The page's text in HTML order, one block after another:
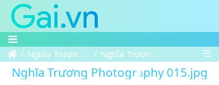
Trang chủNghĩa Trương Photography Nghĩa Trương Photography 015
Nghĩa Trương Photography 015.jpg